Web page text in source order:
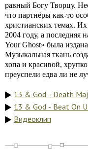
равный Богу Творцу.
что партнёры как-то
христианских темах. Их
2004 году, а последняя
Your Ghost» была
Музыкальная ткань
хопа и красивой,
преуспели едва ли не
13 & God - Death
13 & God - Beat On
Видеоклип